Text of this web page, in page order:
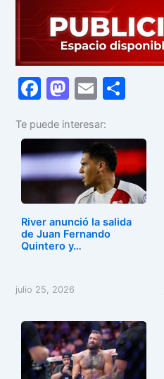
F
c
e
b
o
o
k
M
st
o
d
o
n
E
ai
l
m
p
ar
tir
Te puede interesar:
River anunció la salida
de Juan Fernando
Quintero y…
julio 25, 2026